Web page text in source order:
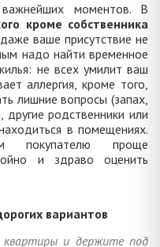
моментов. В
кроме собственника
ваше присутствие не
надо найти временное
не всех умилит ваш
аллергия, кроме того,
лишние вопросы (запах,
родственники или
в помещениях.
проще
и здраво оценить
вариантов
и держите под